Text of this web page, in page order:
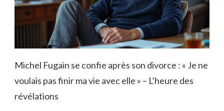
Michel Fugain se confie après son divorce : « Je ne
voulais pas finir ma vie avec elle » – L’heure des
révélations